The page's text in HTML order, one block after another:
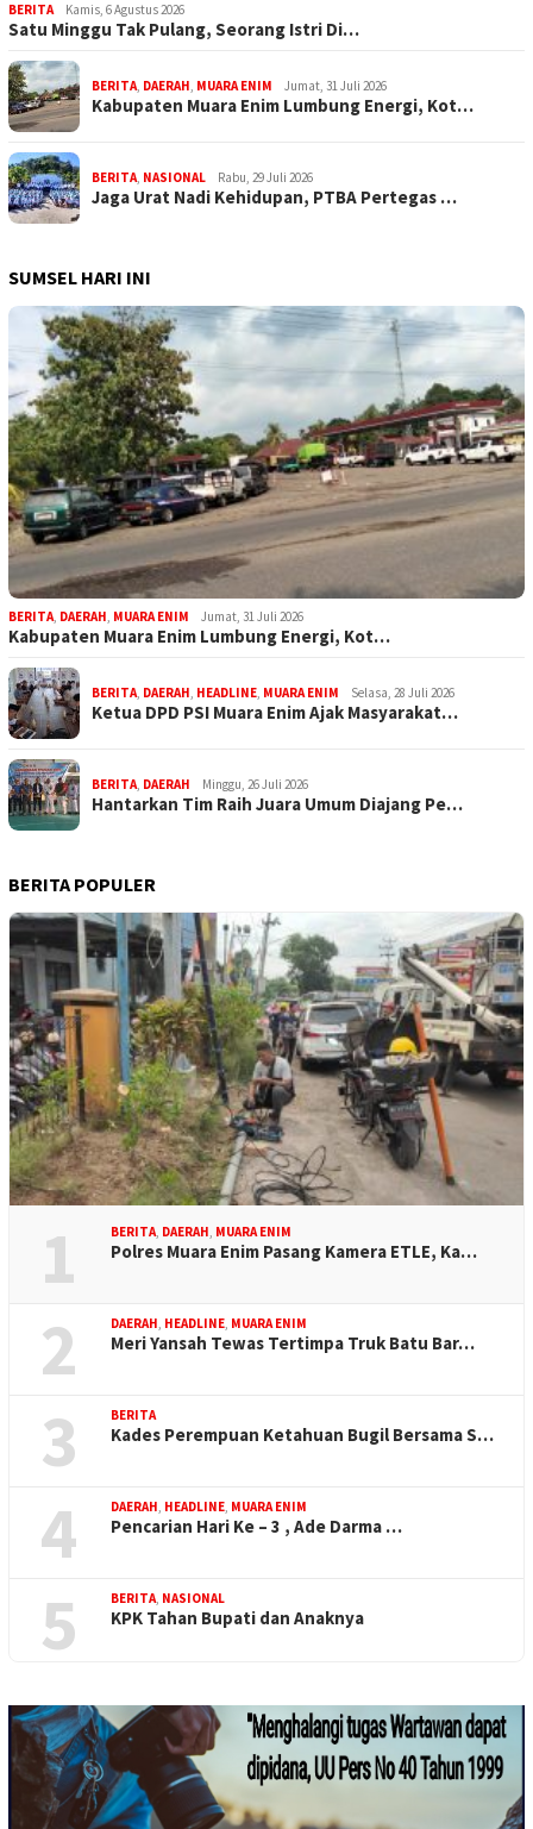
BERITA Kamis, 6 Agustus 2026
Satu Minggu Tak Pulang, Seorang Istri Di…
BERITA, DAERAH, MUARA ENIM Jumat, 31 Juli 2026
Kabupaten Muara Enim Lumbung Energi, Kot…
BERITA, NASIONAL Rabu, 29 Juli 2026
Jaga Urat Nadi Kehidupan, PTBA Pertegas …
SUMSEL HARI INI
BERITA, DAERAH, MUARA ENIM Jumat, 31 Juli 2026
Kabupaten Muara Enim Lumbung Energi, Kot…
BERITA, DAERAH, HEADLINE, MUARA ENIM Selasa, 28 Juli 2026
Ketua DPD PSI Muara Enim Ajak Masyarakat…
BERITA, DAERAH Minggu, 26 Juli 2026
Hantarkan Tim Raih Juara Umum Diajang Pe…
BERITA POPULER
1 BERITA, DAERAH, MUARA ENIM
Polres Muara Enim Pasang Kamera ETLE, Ka…
2 DAERAH, HEADLINE, MUARA ENIM
Meri Yansah Tewas Tertimpa Truk Batu Bar…
3 BERITA
Kades Perempuan Ketahuan Bugil Bersama S…
4 DAERAH, HEADLINE, MUARA ENIM
Pencarian Hari Ke – 3 , Ade Darma …
5 BERITA, NASIONAL
KPK Tahan Bupati dan Anaknya